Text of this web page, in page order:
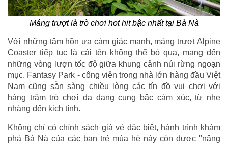
Máng trượt là trò chơi hot hit bậc nhất tại Bà Nà
Với những tâm hồn ưa cảm giác mạnh, máng trượt Alpine
Coaster tiếp tục là cái tên không thể bỏ qua, mang đến
những vòng lượn tốc độ giữa khung cảnh núi rừng ngoạn
mục. Fantasy Park - công viên trong nhà lớn hàng đầu Việt
Nam cũng sẵn sàng chiều lòng các tín đồ vui chơi với
hàng trăm trò chơi đa dạng cung bậc cảm xúc, từ nhẹ
nhàng đến kịch tính.
Không chỉ có chính sách giá vé đặc biệt, hành trình khám
phá Bà Nà của các bạn trẻ mùa hè này còn được "nâng